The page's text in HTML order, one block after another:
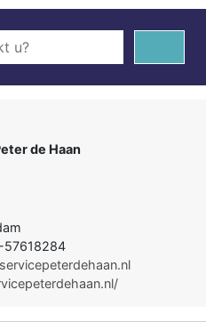
de Haan